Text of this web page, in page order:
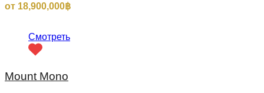
от 18,900,000฿
Смотреть
Mount Mono